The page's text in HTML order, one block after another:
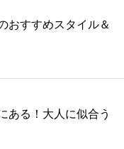
おすすめスタイル＆
ある！大人に似合う